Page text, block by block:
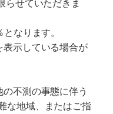
らせていただきま
なります。
示している場合が
不測の事態に伴う
な地域、またはご指